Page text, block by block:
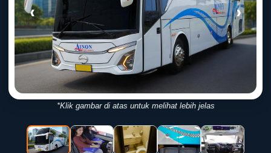
‹ ›
*Klik gambar di atas untuk melihat lebih jelas